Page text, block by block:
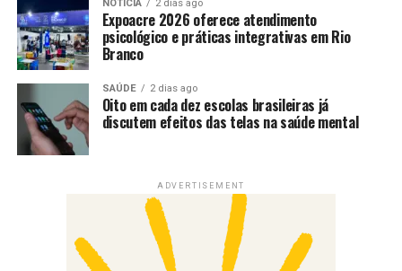
NOTÍCIA 2 dias ago
Expoacre 2026 oferece atendimento
psicológico e práticas integrativas em Rio
Branco
SAÚDE 2 dias ago
Oito em cada dez escolas brasileiras já
discutem efeitos das telas na saúde mental
ADVERTISEMENT